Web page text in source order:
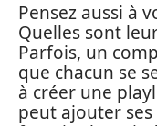
Pensez aussi à
Quelles sont
Parfois, un
que chacun se
à créer une
peut ajouter